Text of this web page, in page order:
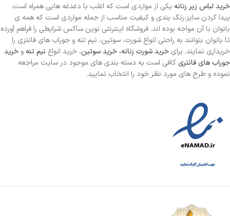
خرید لباس زیر زنانه یکی از مواردی است که اغلب با دغدغه هایی همراه است.
پیدا کردن سایز،رنگ بندی و کیفیت مناسب از جمله مواردی است که همه ی
بانوان با آن مواجه بوده اند. فروشگاه اینترنتی نوین ساکس شرایطی را فراهم آورده
تا بانوان بتوانند به راحتی انواع شورت، سوتین، نیم تنه و جوراب های فانتزی را
خریداری نمایند. برای خرید شورت زنانه، خرید سوتین، خرید انواع نیم تنه و خرید
جوراب های فانتری کافی است به دسته بندی های موجود در سایت مراجعه
نموده و طرح های مورد نظر خود را انتخاب نمایید.